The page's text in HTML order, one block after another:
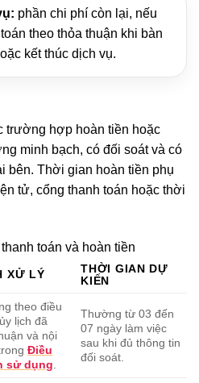
phần chi phí còn lại, nếu
theo thỏa thuận khi bàn
kết thúc dịch vụ.
trường hợp hoàn tiền hoặc
minh bạch, có đối soát và có
bên. Thời gian hoàn tiền phụ
tử, cổng thanh toán hoặc thời
toán và hoàn tiền
XỬ LÝ
THỜI GIAN DỰ
KIẾN
theo điều
lịch đã
và nội
Điều
sử dụng
Thường từ 03 đến
07 ngày làm việc
sau khi đủ thông tin
đối soát.